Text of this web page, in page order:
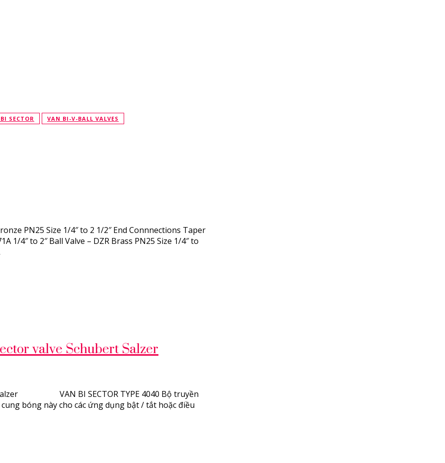
SECTOR VAN BI-V-BALL VALVES
PN25 Size 1/4″ to 2 1/2″ End Connnections Taper
1/4″ to 2″ Ball Valve – DZR Brass PN25 Size 1/4″ to
valve Schubert Salzer
Salzer VAN BI SECTOR TYPE 4040 Bộ truyền
bóng này cho các ứng dụng bật / tắt hoặc điều